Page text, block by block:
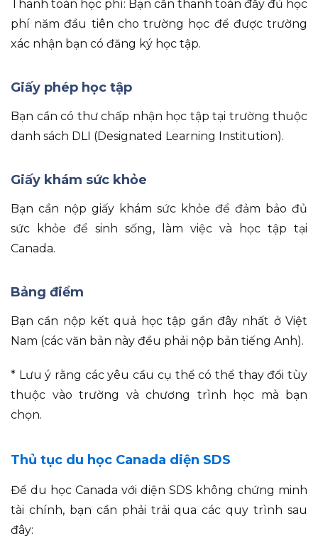
Thanh toán học phí: Bạn cần thanh toán đầy đủ học
phí năm đầu tiên cho trường học để được trường
xác nhận bạn có đăng ký học tập.
Giấy phép học tập
Bạn cần có thư chấp nhận học tập tại trường thuộc
danh sách DLI (Designated Learning Institution).
Giấy khám sức khỏe
Bạn cần nộp giấy khám sức khỏe để đảm bảo đủ
sức khỏe để sinh sống, làm việc và học tập tại
Canada.
Bảng điểm
Bạn cần nộp kết quả học tập gần đây nhất ở Việt
Nam (các văn bản này đều phải nộp bản tiếng Anh).
* Lưu ý rằng các yêu cầu cụ thể có thể thay đổi tùy
thuộc vào trường và chương trình học mà bạn
chọn.
Thủ tục du học Canada diện SDS
Để du học Canada với diện SDS không chứng minh
tài chính, bạn cần phải trải qua các quy trình sau
đây: